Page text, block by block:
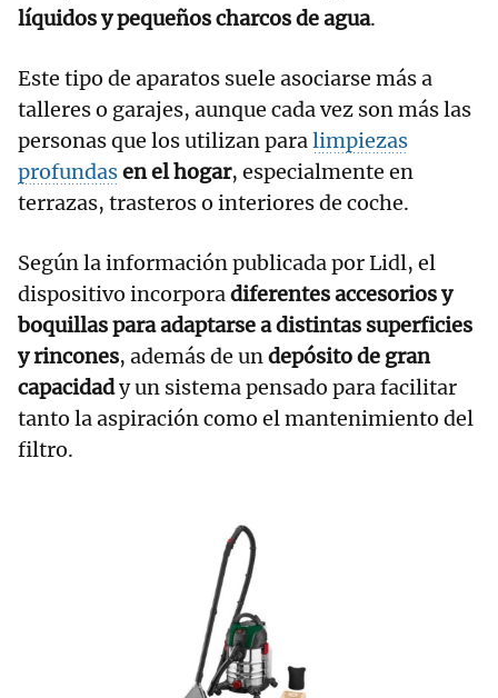
líquidos y pequeños charcos de agua.
Este tipo de aparatos suele asociarse más a
talleres o garajes, aunque cada vez son más las
personas que los utilizan paralimpiezas
profundasen el hogar, especialmente en
terrazas, trasteros o interiores de coche.
Según la información publicada por Lidl, el
dispositivo incorporadiferentes accesorios y
boquillas para adaptarse a distintas superficies
y rincones, además de undepósito de gran
capacidady un sistema pensado para facilitar
tanto la aspiración como el mantenimiento del
filtro.